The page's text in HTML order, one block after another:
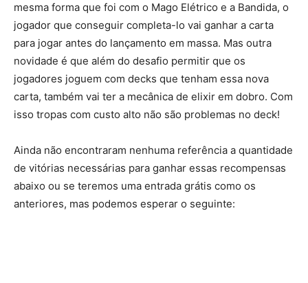
mesma forma que foi com o Mago Elétrico e a Bandida, o
jogador que conseguir completa-lo vai ganhar a carta
para jogar antes do lançamento em massa. Mas outra
novidade é que além do desafio permitir que os
jogadores joguem com decks que tenham essa nova
carta, também vai ter a mecânica de elixir em dobro. Com
isso tropas com custo alto não são problemas no deck!
Ainda não encontraram nenhuma referência a quantidade
de vitórias necessárias para ganhar essas recompensas
abaixo ou se teremos uma entrada grátis como os
anteriores, mas podemos esperar o seguinte: